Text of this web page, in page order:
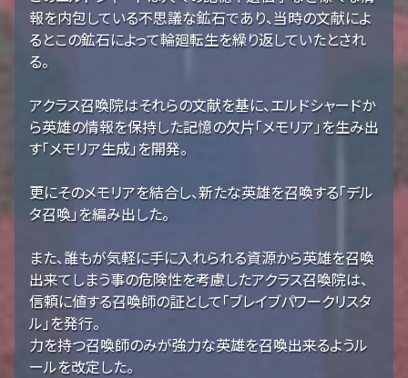
報を内包している不思議な鉱石であり、当時の文献によ
るとこの鉱石によって輪廻転生を繰り返していたとされ
る。
アクラス召喚院はそれらの文献を基に、エルドシャードか
ら英雄の情報を保持した記憶の欠片「メモリア」を生み出
す「メモリア生成」を開発。
更にそのメモリアを結合し、新たな英雄を召喚する「デル
タ召喚」を編み出した。
また、誰もが気軽に手に入れられる資源から英雄を召喚
出来てしまう事の危険性を考慮したアクラス召喚院は、
信頼に値する召喚師の証として「ブレイブパワークリスタ
ル」を発行。
力を持つ召喚師のみが強力な英雄を召喚出来るようル
ールを改定した。